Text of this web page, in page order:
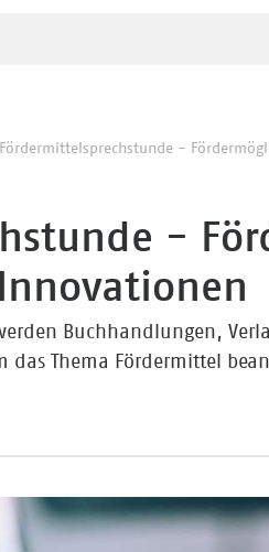
Fördermittelsprechstunde -
-
Buchhandlungen,
das Thema Fördermittel